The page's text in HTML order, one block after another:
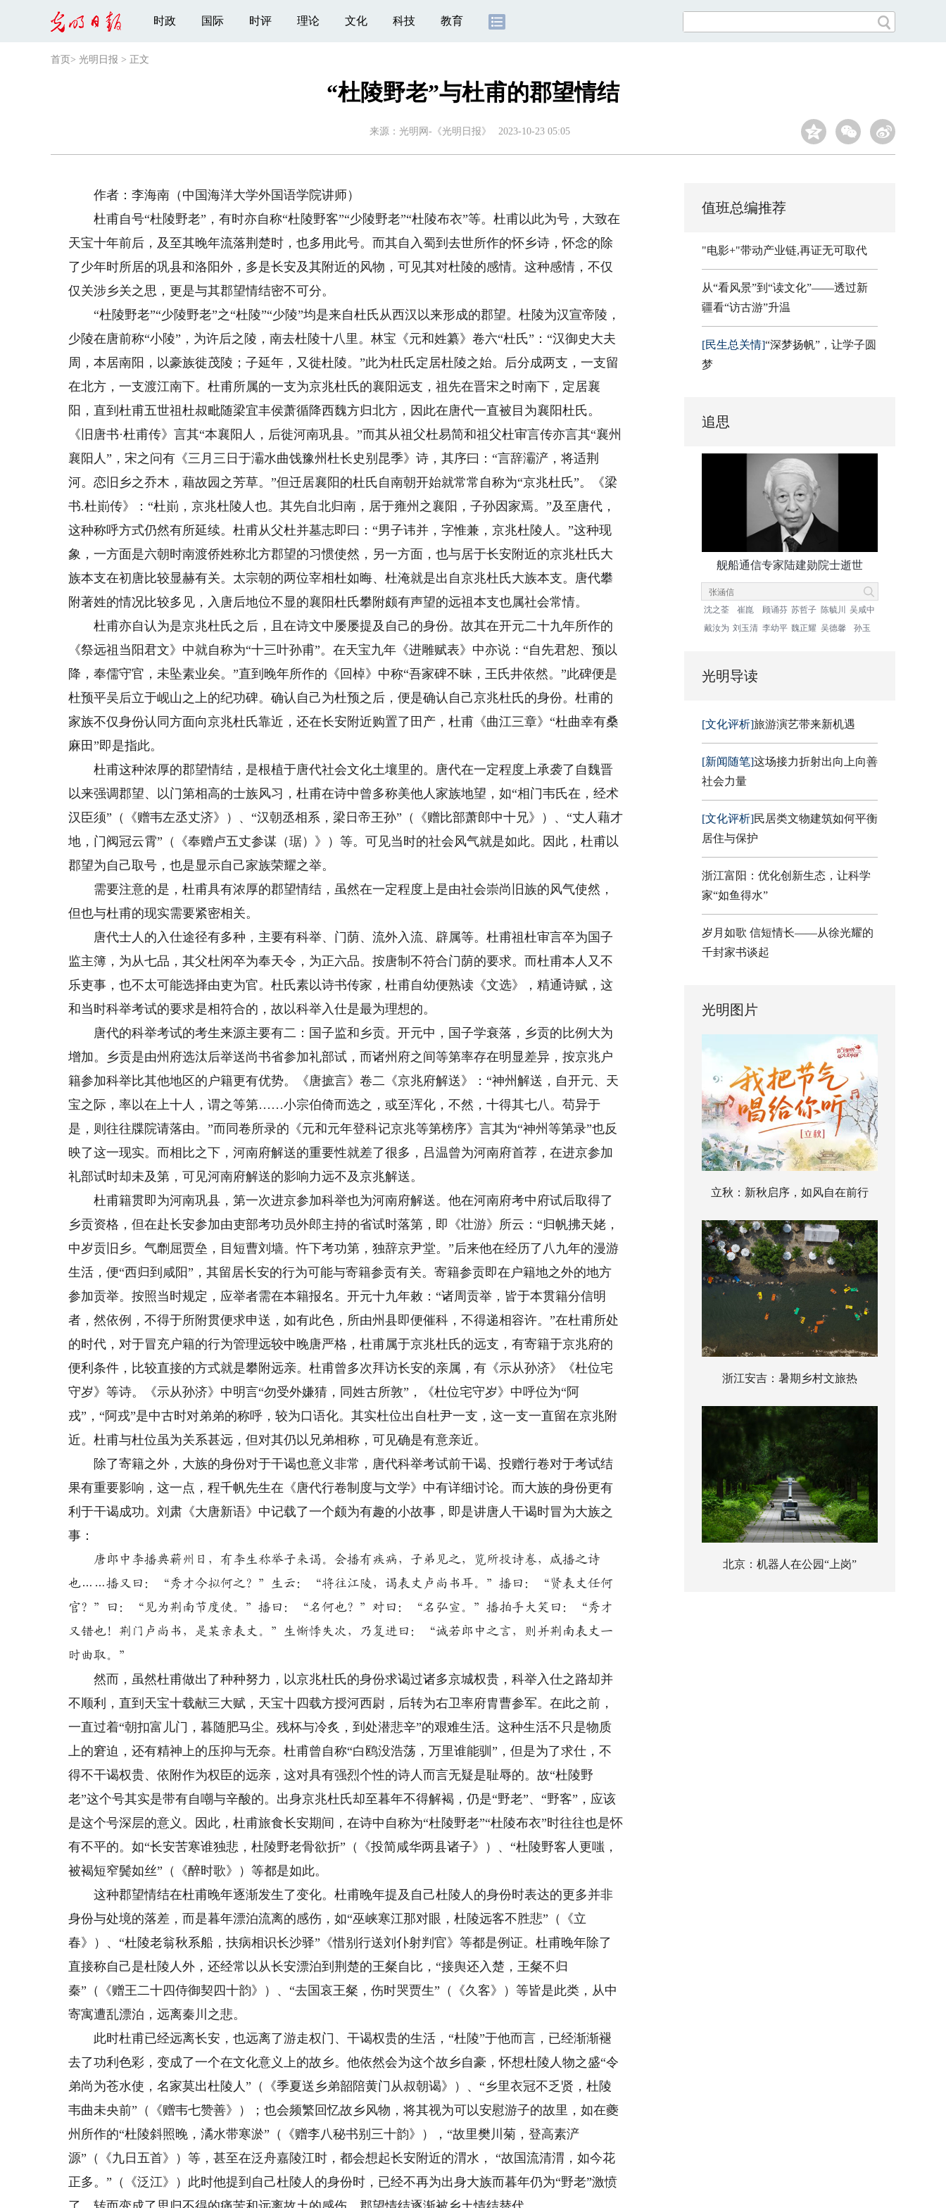
时政 国际 时评 理论 文化 科技 教育
首页 > 光明日报 > 正文
“杜陵野老”与杜甫的郡望情结
来源： 光明网-《光明日报》 2023-10-23 05:05
作者：李海南（中国海洋大学外国语学院讲师）
杜甫自号“杜陵野老”，有时亦自称“杜陵野客”“少陵野老”“杜陵布衣”等。杜甫以此为号，大致在
天宝十年前后，及至其晚年流落荆楚时，也多用此号。而其自入蜀到去世所作的怀乡诗，怀念的除
了少年时所居的巩县和洛阳外，多是长安及其附近的风物，可见其对杜陵的感情。这种感情，不仅
仅关涉乡关之思，更是与其郡望情结密不可分。
“杜陵野老”“少陵野老”之“杜陵”“少陵”均是来自杜氏从西汉以来形成的郡望。杜陵为汉宣帝陵，
少陵在唐前称“小陵”，为许后之陵，南去杜陵十八里。林宝《元和姓纂》卷六“杜氏”：“汉御史大夫
周，本居南阳，以豪族徙茂陵；子延年，又徙杜陵。”此为杜氏定居杜陵之始。后分成两支，一支留
在北方，一支渡江南下。杜甫所属的一支为京兆杜氏的襄阳远支，祖先在晋宋之时南下，定居襄
阳，直到杜甫五世祖杜叔毗随梁宜丰侯萧循降西魏方归北方，因此在唐代一直被目为襄阳杜氏。
《旧唐书·杜甫传》言其“本襄阳人，后徙河南巩县。”而其从祖父杜易简和祖父杜审言传亦言其“襄州
襄阳人”，宋之问有《三月三日于灞水曲饯豫州杜长史别昆季》诗，其序曰：“言辞灞浐，将适荆
河。恋旧乡之乔木，藉故园之芳草。”但迁居襄阳的杜氏自南朝开始就常常自称为“京兆杜氏”。《梁
书.杜崱传》：“杜崱，京兆杜陵人也。其先自北归南，居于雍州之襄阳，子孙因家焉。”及至唐代，
这种称呼方式仍然有所延续。杜甫从父杜并墓志即曰：“男子讳并，字惟兼，京兆杜陵人。”这种现
象，一方面是六朝时南渡侨姓称北方郡望的习惯使然，另一方面，也与居于长安附近的京兆杜氏大
族本支在初唐比较显赫有关。太宗朝的两位宰相杜如晦、杜淹就是出自京兆杜氏大族本支。唐代攀
附著姓的情况比较多见，入唐后地位不显的襄阳杜氏攀附颇有声望的远祖本支也属社会常情。
杜甫亦自认为是京兆杜氏之后，且在诗文中屡屡提及自己的身份。故其在开元二十九年所作的
《祭远祖当阳君文》中就自称为“十三叶孙甫”。在天宝九年《进雕赋表》中亦说：“自先君恕、预以
降，奉儒守官，未坠素业矣。”直到晚年所作的《回棹》中称“吾家碑不昧，王氏井依然。”此碑便是
杜预平吴后立于岘山之上的纪功碑。确认自己为杜预之后，便是确认自己京兆杜氏的身份。杜甫的
家族不仅身份认同方面向京兆杜氏靠近，还在长安附近购置了田产，杜甫《曲江三章》“杜曲幸有桑
麻田”即是指此。
杜甫这种浓厚的郡望情结，是根植于唐代社会文化土壤里的。唐代在一定程度上承袭了自魏晋
以来强调郡望、以门第相高的士族风习，杜甫在诗中曾多称美他人家族地望，如“相门韦氏在，经术
汉臣须”（《赠韦左丞丈济》）、“汉朝丞相系，梁日帝王孙”（《赠比部萧郎中十兄》）、“丈人藉才
地，门阀冠云霄”（《奉赠卢五丈参谋（琚）》）等。可见当时的社会风气就是如此。因此，杜甫以
郡望为自己取号，也是显示自己家族荣耀之举。
需要注意的是，杜甫具有浓厚的郡望情结，虽然在一定程度上是由社会崇尚旧族的风气使然，
但也与杜甫的现实需要紧密相关。
唐代士人的入仕途径有多种，主要有科举、门荫、流外入流、辟属等。杜甫祖杜审言卒为国子
监主簿，为从七品，其父杜闲卒为奉天令，为正六品。按唐制不符合门荫的要求。而杜甫本人又不
乐吏事，也不太可能选择由吏为官。杜氏素以诗书传家，杜甫自幼便熟读《文选》，精通诗赋，这
和当时科举考试的要求是相符合的，故以科举入仕是最为理想的。
唐代的科举考试的考生来源主要有二：国子监和乡贡。开元中，国子学衰落，乡贡的比例大为
增加。乡贡是由州府选汰后举送尚书省参加礼部试，而诸州府之间等第率存在明显差异，按京兆户
籍参加科举比其他地区的户籍更有优势。《唐摭言》卷二《京兆府解送》：“神州解送，自开元、天
宝之际，率以在上十人，谓之等第……小宗伯倚而选之，或至浑化，不然，十得其七八。苟异于
是，则往往牒院请落由。”而同卷所录的《元和元年登科记京兆等第榜序》言其为“神州等第录”也反
映了这一现实。而相比之下，河南府解送的重要性就差了很多，吕温曾为河南府首荐，在进京参加
礼部试时却未及第，可见河南府解送的影响力远不及京兆解送。
杜甫籍贯即为河南巩县，第一次进京参加科举也为河南府解送。他在河南府考中府试后取得了
乡贡资格，但在赴长安参加由吏部考功员外郎主持的省试时落第，即《壮游》所云：“归帆拂天姥，
中岁贡旧乡。气劘屈贾垒，目短曹刘墙。忤下考功第，独辞京尹堂。”后来他在经历了八九年的漫游
生活，便“西归到咸阳”，其留居长安的行为可能与寄籍参贡有关。寄籍参贡即在户籍地之外的地方
参加贡举。按照当时规定，应举者需在本籍报名。开元十九年敕：“诸周贡举，皆于本贯籍分信明
者，然依例，不得于所附贯便求申送，如有此色，所由州县即便催科，不得递相容许。”在杜甫所处
的时代，对于冒充户籍的行为管理远较中晚唐严格，杜甫属于京兆杜氏的远支，有寄籍于京兆府的
便利条件，比较直接的方式就是攀附远亲。杜甫曾多次拜访长安的亲属，有《示从孙济》《杜位宅
守岁》等诗。《示从孙济》中明言“勿受外嫌猜，同姓古所敦”，《杜位宅守岁》中呼位为“阿
戎”，“阿戎”是中古时对弟弟的称呼，较为口语化。其实杜位出自杜尹一支，这一支一直留在京兆附
近。杜甫与杜位虽为关系甚远，但对其仍以兄弟相称，可见确是有意亲近。
除了寄籍之外，大族的身份对于干谒也意义非常，唐代科举考试前干谒、投赠行卷对于考试结
果有重要影响，这一点，程千帆先生在《唐代行卷制度与文学》中有详细讨论。而大族的身份更有
利于干谒成功。刘肃《大唐新语》中记载了一个颇为有趣的小故事，即是讲唐人干谒时冒为大族之
事：
唐郎中李播典蕲州日，有李生称举子来谒。会播有疾病，子弟见之，览所投诗卷，咸播之诗
也……播又曰：“秀才今拟何之？”生云：“将往江陵，谒表丈卢尚书耳。”播曰：“贤表丈任何
官？”曰：“见为荆南节度使。”播曰：“名何也？”对曰：“名弘宣。”播拍手大笑曰：“秀才
又错也！荆门卢尚书，是某亲表丈。”生惭悸失次，乃复进曰：“诚若郎中之言，则并荆南表丈一
时曲取。”
然而，虽然杜甫做出了种种努力，以京兆杜氏的身份求谒过诸多京城权贵，科举入仕之路却并
不顺利，直到天宝十载献三大赋，天宝十四载方授河西尉，后转为右卫率府胄曹参军。在此之前，
一直过着“朝扣富儿门，暮随肥马尘。残杯与冷炙，到处潜悲辛”的艰难生活。这种生活不只是物质
上的窘迫，还有精神上的压抑与无奈。杜甫曾自称“白鸥没浩荡，万里谁能驯”，但是为了求仕，不
得不干谒权贵、依附作为权臣的远亲，这对具有强烈个性的诗人而言无疑是耻辱的。故“杜陵野
老”这个号其实是带有自嘲与辛酸的。出身京兆杜氏却至暮年不得解褐，仍是“野老”、“野客”，应该
是这个号深层的意义。因此，杜甫旅食长安期间，在诗中自称为“杜陵野老”“杜陵布衣”时往往也是怀
有不平的。如“长安苦寒谁独悲，杜陵野老骨欲折”（《投简咸华两县诸子》）、“杜陵野客人更嗤，
被褐短窄鬓如丝”（《醉时歌》）等都是如此。
这种郡望情结在杜甫晚年逐渐发生了变化。杜甫晚年提及自己杜陵人的身份时表达的更多并非
身份与处境的落差，而是暮年漂泊流离的感伤，如“巫峡寒江那对眼，杜陵远客不胜悲”（《立
春》）、“杜陵老翁秋系船，扶病相识长沙驿”《惜别行送刘仆射判官》等都是例证。杜甫晚年除了
直接称自己是杜陵人外，还经常以从长安漂泊到荆楚的王粲自比，“接舆还入楚，王粲不归
秦”（《赠王二十四侍御契四十韵》）、“去国哀王粲，伤时哭贾生”（《久客》）等皆是此类，从中
寄寓遭乱漂泊，远离秦川之悲。
此时杜甫已经远离长安，也远离了游走权门、干谒权贵的生活，“杜陵”于他而言，已经渐渐褪
去了功利色彩，变成了一个在文化意义上的故乡。他依然会为这个故乡自豪，怀想杜陵人物之盛“令
弟尚为苍水使，名家莫出杜陵人”（《季夏送乡弟韶陪黄门从叔朝谒》）、“乡里衣冠不乏贤，杜陵
韦曲未央前”（《赠韦七赞善》）；也会频繁回忆故乡风物，将其视为可以安慰游子的故里，如在夔
州所作的“杜陵斜照晚，潏水带寒淤”（《赠李八秘书别三十韵》），“故里樊川菊，登高素浐
源”（《九日五首》）等，甚至在泛舟嘉陵江时，都会想起长安附近的渭水， “故国流清渭，如今花
正多。”（《泛江》）此时他提到自己杜陵人的身份时，已经不再为出身大族而暮年仍为“野老”激愤
值班总编推荐
"电影+"带动产业链,再证无可取代
从“看风景”到“读文化”——透过新
疆看“访古游”升温
[民生总关情]“深梦扬帆”，让学子圆
梦
追思
舰船通信专家陆建勋院士逝世
沈之荃 崔崑 顾诵芬 苏哲子 陈毓川
吴咸中
戴汝为 刘玉清 李幼平 魏正耀 吴德馨 孙玉
光明导读
[文化评析]旅游演艺带来新机遇
[新闻随笔]这场接力折射出向上向善
社会力量
[文化评析]民居类文物建筑如何平衡
居住与保护
浙江富阳：优化创新生态，让科学
家“如鱼得水”
岁月如歌 信短情长——从徐光耀的
千封家书谈起
光明图片
立秋：新秋启序，如风自在前行
浙江安吉：暑期乡村文旅热
北京：机器人在公园“上岗”